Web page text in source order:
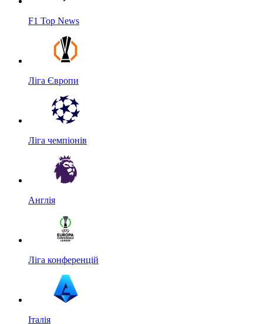
F1 Top News
Ліга Європи
Ліга чемпіонів
Англія
Ліга конференцій
Італія